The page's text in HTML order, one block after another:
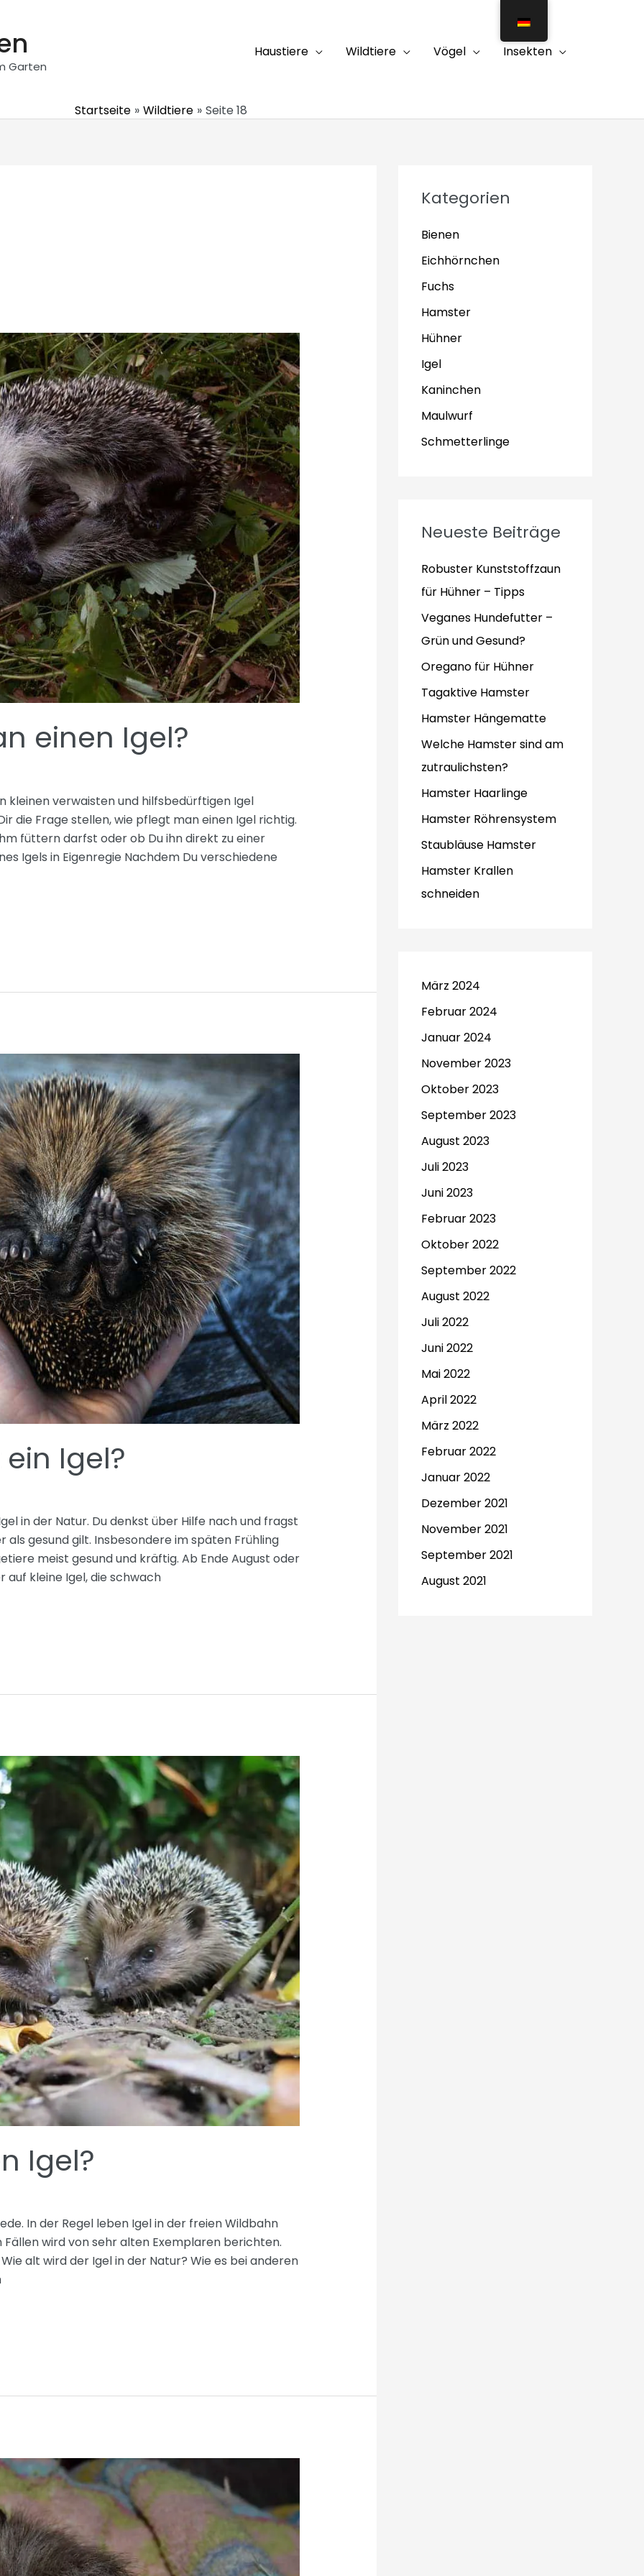
Garten
Haustiere Wildtiere Vögel Insekten
Startseite Wildtiere Seite 18
einen Igel?
kleinen verwaisten und hilfsbedürftigen Igel
die Frage stellen, wie pflegt man einen Igel richtig.
füttern darfst oder ob Du ihn direkt zu einer
Igels in Eigenregie Nachdem Du verschiedene
Igel?
in der Natur. Du denkst über Hilfe nach und fragst
als gesund gilt. Insbesondere im späten Frühling
meist gesund und kräftig. Ab Ende August oder
kleine Igel, die schwach
Igel?
In der Regel leben Igel in der freien Wildbahn
Fällen wird von sehr alten Exemplaren berichten.
alt wird der Igel in der Natur? Wie es bei anderen
Kategorien
Bienen
Eichhörnchen
Fuchs
Hamster
Hühner
Igel
Kaninchen
Maulwurf
Schmetterlinge
Neueste Beiträge
Robuster Kunststoffzaun
für Hühner – Tipps
Veganes Hundefutter –
Grün und Gesund?
Oregano für Hühner
Tagaktive Hamster
Hamster Hängematte
Welche Hamster sind am
zutraulichsten?
Hamster Haarlinge
Hamster Röhrensystem
Staubläuse Hamster
Hamster Krallen
schneiden
März 2024
Februar 2024
Januar 2024
November 2023
Oktober 2023
September 2023
August 2023
Juli 2023
Juni 2023
Februar 2023
Oktober 2022
September 2022
August 2022
Juli 2022
Juni 2022
Mai 2022
April 2022
März 2022
Februar 2022
Januar 2022
Dezember 2021
November 2021
September 2021
August 2021